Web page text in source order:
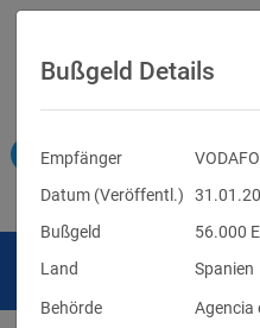
Bußgeld Details
Empfänger
Datum (Veröffentl.)
Bußgeld
56.000
Land
Spanien
Behörde
Agencia